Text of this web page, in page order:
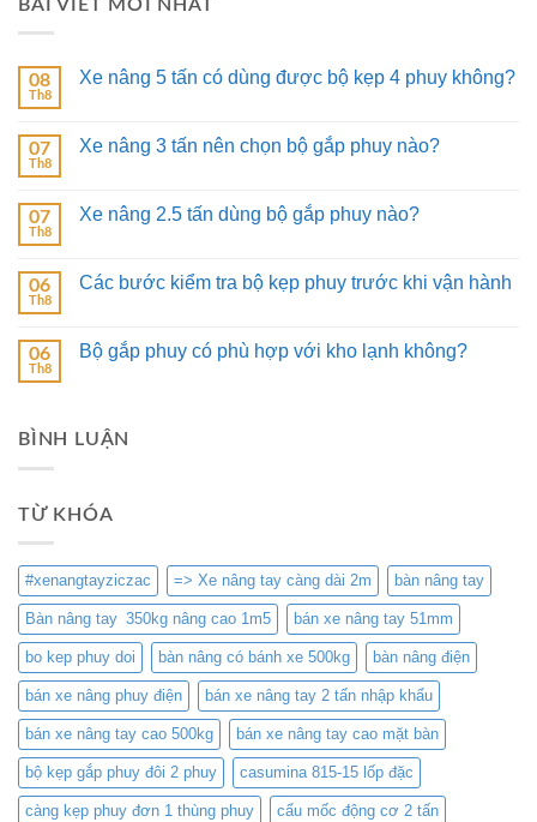
BÀI VIẾT MỚI NHẤT
08
Th8
Xe nâng 5 tấn có dùng được bộ kẹp 4 phuy không?
07
Th8
Xe nâng 3 tấn nên chọn bộ gắp phuy nào?
07
Th8
Xe nâng 2.5 tấn dùng bộ gắp phuy nào?
06
Th8
Các bước kiểm tra bộ kẹp phuy trước khi vận hành
06
Th8
Bộ gắp phuy có phù hợp với kho lạnh không?
BÌNH LUẬN
TỪ KHÓA
#xenangtayziczac => Xe nâng tay càng dài 2m bàn nâng tay
Bàn nâng tay 350kg nâng cao 1m5 bán xe nâng tay 51mm
bo kep phuy doi bàn nâng có bánh xe 500kg bàn nâng điện
bán xe nâng phuy điện bán xe nâng tay 2 tấn nhập khẩu
bán xe nâng tay cao 500kg bán xe nâng tay cao mặt bàn
bộ kẹp gắp phuy đôi 2 phuy casumina 815-15 lốp đặc
càng kẹp phuy đơn 1 thùng phuy cẩu mốc động cơ 2 tấn